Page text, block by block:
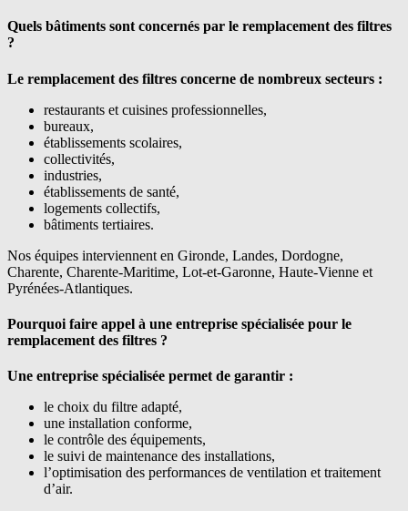
Quels bâtiments sont concernés par le remplacement des filtres
?
Le remplacement des filtres concerne de nombreux secteurs :
restaurants et cuisines professionnelles,
bureaux,
établissements scolaires,
collectivités,
industries,
établissements de santé,
logements collectifs,
bâtiments tertiaires.
Nos équipes interviennent en Gironde, Landes, Dordogne,
Charente, Charente-Maritime, Lot-et-Garonne, Haute-Vienne et
Pyrénées-Atlantiques.
Pourquoi faire appel à une entreprise spécialisée pour le
remplacement des filtres ?
Une entreprise spécialisée permet de garantir :
le choix du filtre adapté,
une installation conforme,
le contrôle des équipements,
le suivi de maintenance des installations,
l’optimisation des performances de ventilation et traitement
d’air.